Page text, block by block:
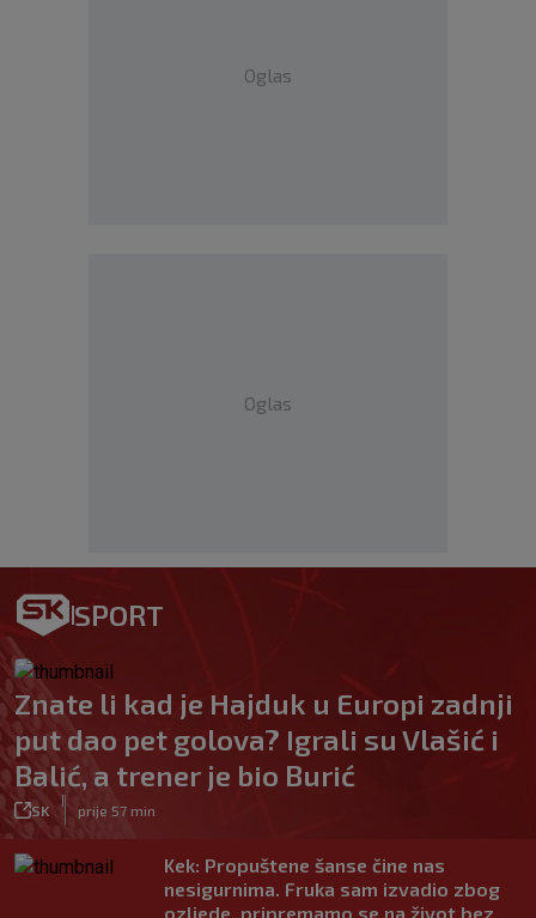
Oglas
Oglas
SPORT
Znate li kad je Hajduk u Europi zadnji
put dao pet golova? Igrali su Vlašić i
Balić, a trener je bio Burić
SK prije 57 min
Kek: Propuštene šanse čine nas
nesigurnima. Fruka sam izvadio zbog
ozljede, pripremamo se na život bez